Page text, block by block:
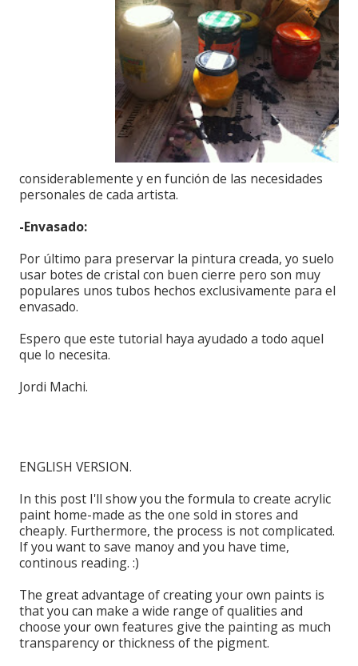
considerablemente y en función de las necesidades
personales de cada artista.
-Envasado:
Por último para preservar la pintura creada, yo suelo
usar botes de cristal con buen cierre pero son muy
populares unos tubos hechos exclusivamente para el
envasado.
Espero que este tutorial haya ayudado a todo aquel
que lo necesita.
Jordi Machi.
ENGLISH VERSION.
In this post I'll show you the formula to create acrylic
paint home-made as the one sold in stores and
cheaply. Furthermore, the process is not complicated.
If you want to save manoyand you have time,
continous reading. :)
The greatadvantage of creatingyour own paints is
that you can make a wide range of qualities and
choose your own features give the painting as much
transparencyor thickness of the pigment.